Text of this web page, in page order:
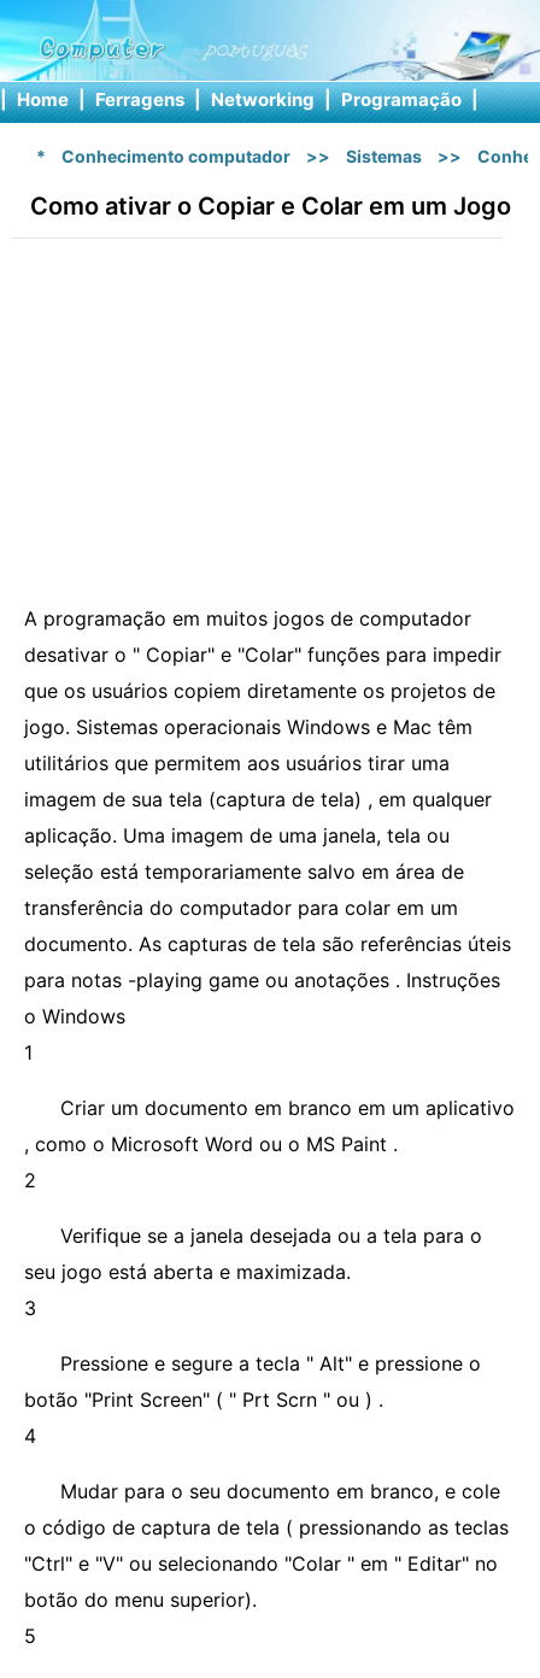
| Home | Ferragens | Networking | Programação |
* Conhecimento computador >> Sistemas >>
Como ativar o Copiar e Colar em um Jogo
A programação em muitos jogos de computador
desativar o " Copiar" e "Colar" funções para impedir
que os usuários copiem diretamente os projetos de
jogo. Sistemas operacionais Windows e Mac têm
utilitários que permitem aos usuários tirar uma
imagem de sua tela (captura de tela) , em qualquer
aplicação. Uma imagem de uma janela, tela ou
seleção está temporariamente salvo em área de
transferência do computador para colar em um
documento. As capturas de tela são referências úteis
para notas -playing game ou anotações . Instruções
o Windows
1
Criar um documento em branco em um aplicativo
, como o Microsoft Word ou o MS Paint .
2
Verifique se a janela desejada ou a tela para o
seu jogo está aberta e maximizada.
3
Pressione e segure a tecla " Alt" e pressione o
botão "Print Screen" ( " Prt Scrn " ou ) .
4
Mudar para o seu documento em branco, e cole
o código de captura de tela ( pressionando as teclas
"Ctrl" e "V" ou selecionando "Colar " em " Editar" no
botão do menu superior).
5